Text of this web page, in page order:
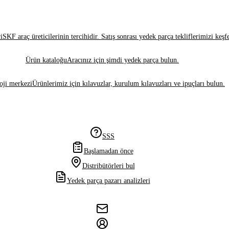
SKF araç üreticilerinin tercihidir. Satış sonrası yedek parça tekliflerimizi
Ürün kataloğuAracınız için şimdi yedek parça bulun.
merkeziÜrünlerimiz için kılavuzlar, kurulum kılavuzları ve ipuçları bulun.
SSS
Başlamadan önce
Distribütörleri bul
Yedek parça pazarı analizleri